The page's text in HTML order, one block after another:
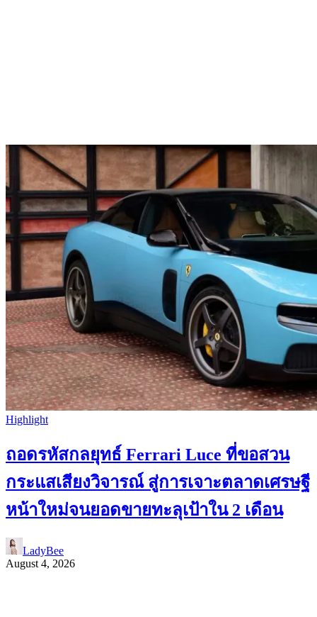
Highlight
ถอดรหัสกลยุทธ์ Ferrari Luce ที่ขอสวน
กระแสเสียงวิจารณ์ สู่การเจาะตลาดเศรษฐี
หน้าใหม่จนยอดขายทะลุเป้าใน 2 เดือน
LadyBee
August 4, 2026